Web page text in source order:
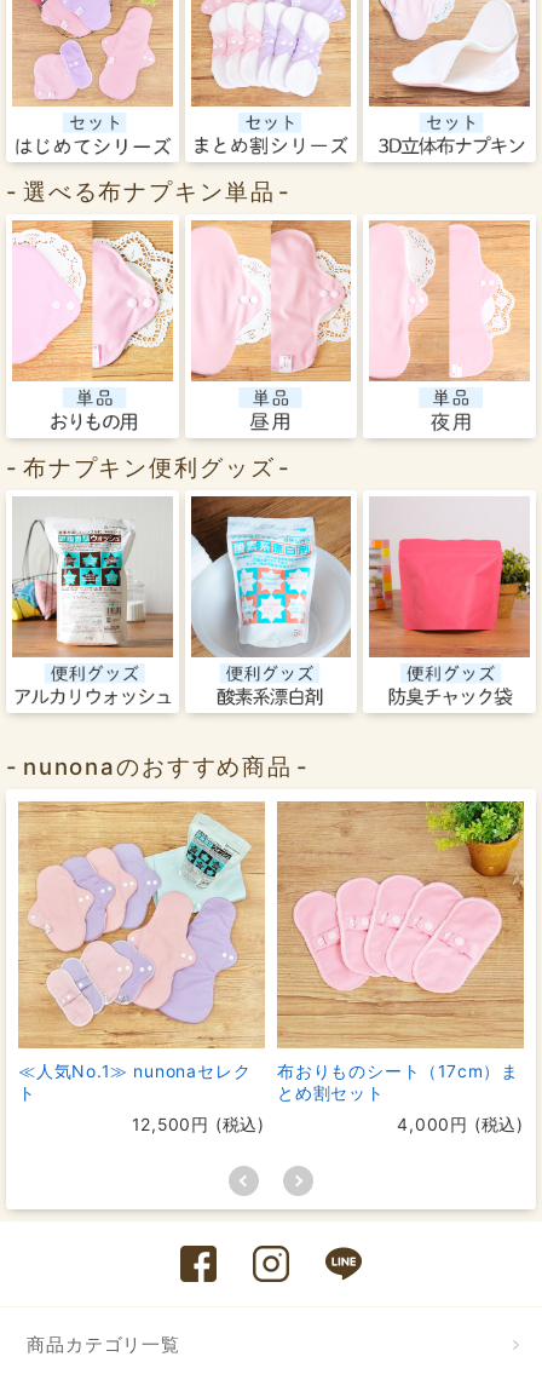
選べる布ナプキン単品
布ナプキン便利グッズ
nunonaのおすすめ商品
≪人気No.1≫ nunonaセレク
ト
12,500円 (税込)
布おりものシート（17cm）ま
とめ割セット
4,000円 (税込)
商品カテゴリ一覧